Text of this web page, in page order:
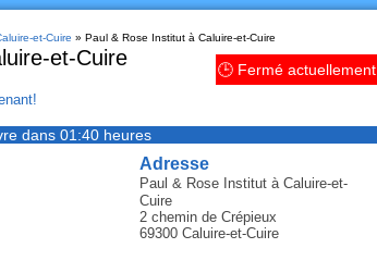
et-Cuire » Paul & Rose Institut à Caluire-et-Cuire
et-Cuire 🕒 Fermé actuellement
dans 01:40 heures
Adresse
Paul & Rose Institutà Caluire-et-
Cuire
2 chemin de Crépieux
69300 Caluire-et-Cuire